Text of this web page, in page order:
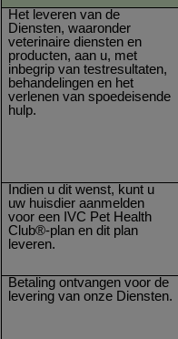
Het leveren van de
Diensten, waaronder
veterinaire diensten en
producten, aan u, met
inbegrip van testresultaten,
behandelingen en het
verlenen van spoedeisende
hulp.
Indien u dit wenst, kunt u
uw huisdier aanmelden
voor een IVC Pet Health
Club®-plan en dit plan
leveren.
Betaling ontvangen voor de
levering van onze Diensten.